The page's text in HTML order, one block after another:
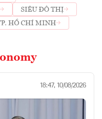
SIÊU ĐÔ THỊ
HỒ CHÍ MINH
18:47, 10/08/2026